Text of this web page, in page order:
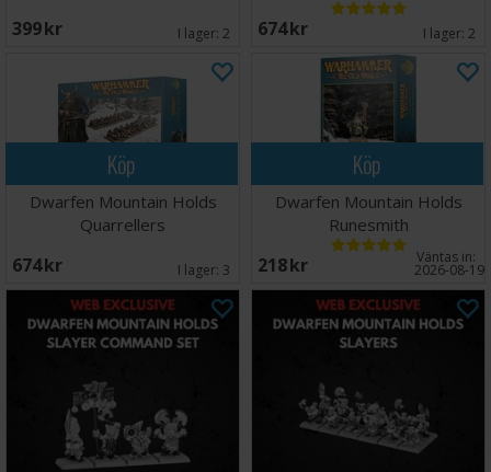
399 SEK I lager: 2 674 SEK I lager: 2
Köp
Dwarfen Mountain Holds
Quarrellers
674 SEK I lager: 3
Köp
Dwarfen Mountain Holds
Runesmith
218 SEK Väntas in:
2026-08-19